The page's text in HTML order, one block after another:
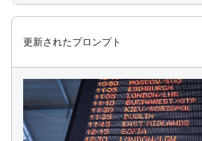
更新されたプロンプト